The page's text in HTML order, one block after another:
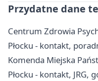
Przydatne dane
Centrum Zdrowia
Płocku - kontakt,
Komenda Miejska
Płocku - kontakt, JRG,